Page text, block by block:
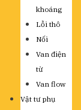
khoáng
Lỗi thô
Nối
Van điện
từ
Van flow
Vật tư phụ